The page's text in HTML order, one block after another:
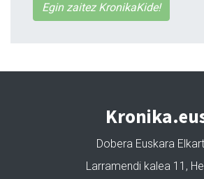
Egin zaitez KronikaKide!
Dobera Euskara
Larramendi kalea 11,